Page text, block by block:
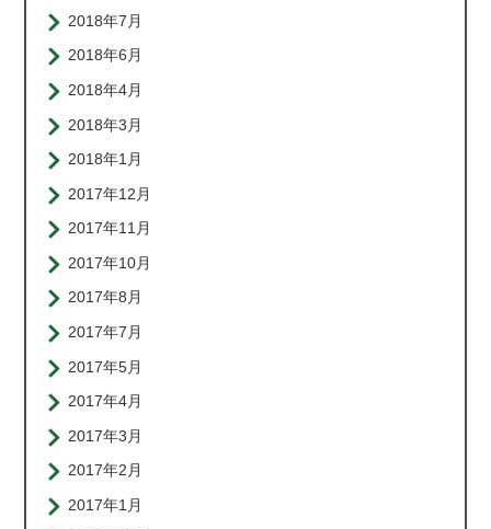
2018年7月
2018年6月
2018年4月
2018年3月
2018年1月
2017年12月
2017年11月
2017年10月
2017年8月
2017年7月
2017年5月
2017年4月
2017年3月
2017年2月
2017年1月